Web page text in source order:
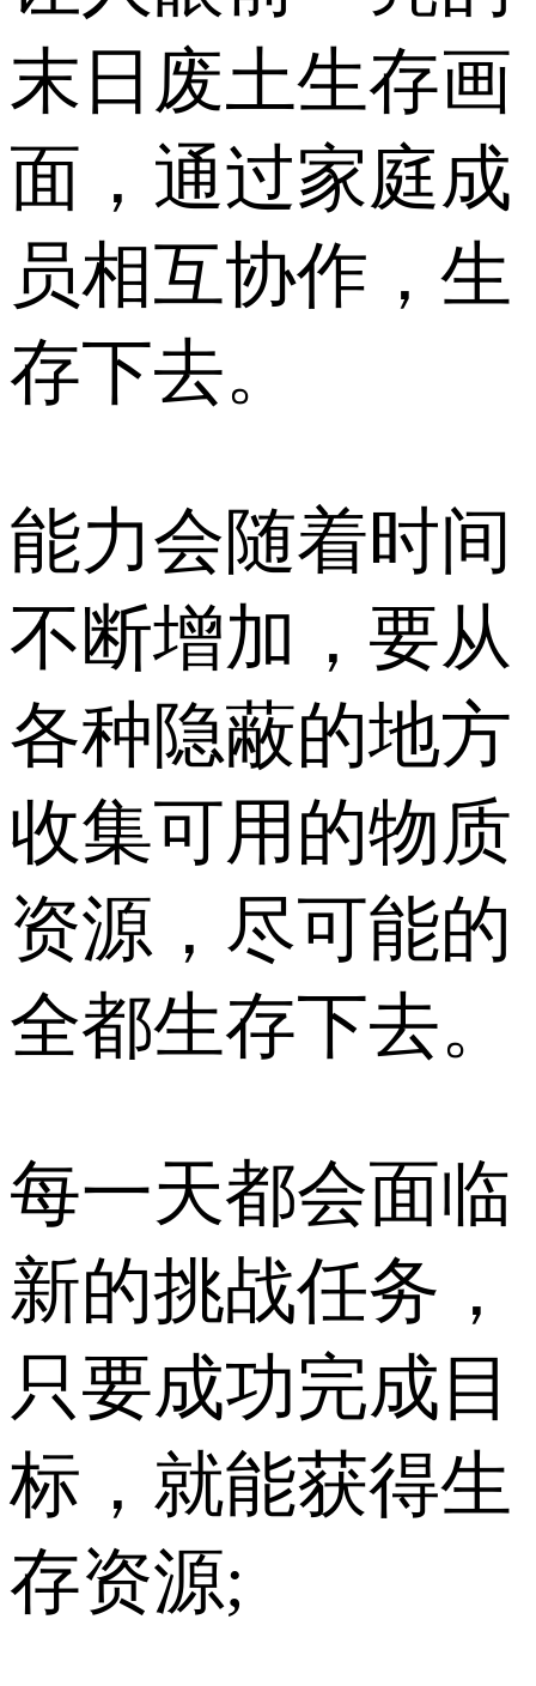
末日废土生存画
面，通过家庭成
员相互协作，生
存下去。
能力会随着时间
不断增加，要从
各种隐蔽的地方
收集可用的物质
资源，尽可能的
全都生存下去。
每一天都会面临
新的挑战任务，
只要成功完成目
标，就能获得生
存资源;